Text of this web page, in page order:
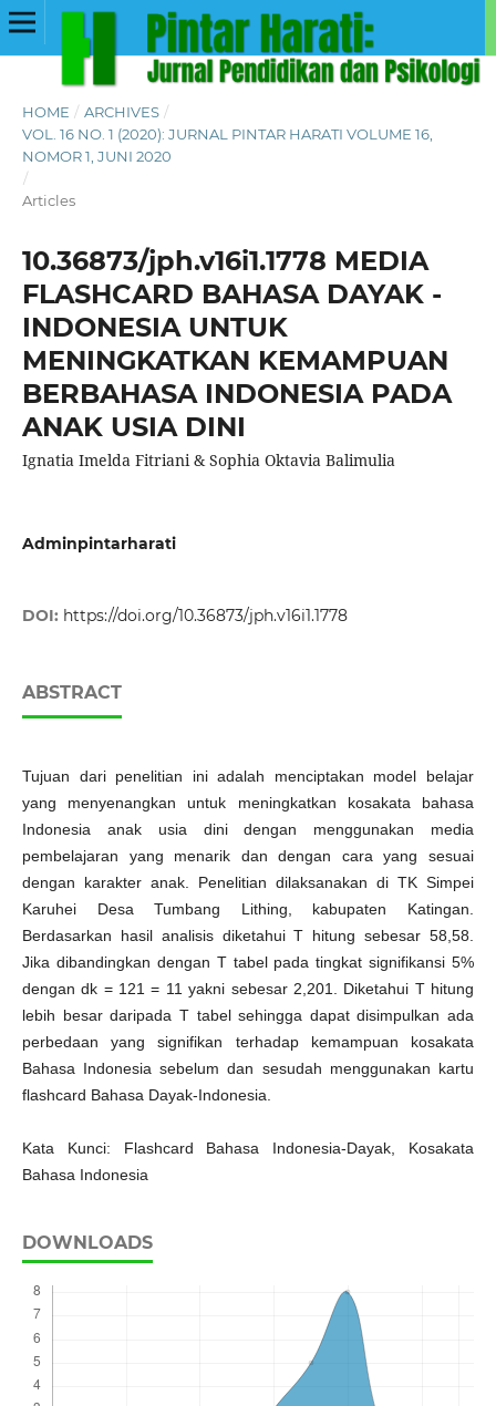
HOME / ARCHIVES /
VOL. 16 NO. 1 (2020): JURNAL PINTAR HARATI VOLUME 16,
NOMOR 1, JUNI 2020
/
Articles
10.36873/jph.v16i1.1778 MEDIA
FLASHCARD BAHASA DAYAK -
INDONESIA UNTUK
MENINGKATKAN KEMAMPUAN
BERBAHASA INDONESIA PADA
ANAK USIA DINI
Ignatia Imelda Fitriani & Sophia Oktavia Balimulia
Adminpintarharati
DOI: https://doi.org/10.36873/jph.v16i1.1778
ABSTRACT
Tujuan dari penelitian ini adalah menciptakan model belajar
yang menyenangkan untuk meningkatkan kosakata bahasa
Indonesia anak usia dini dengan menggunakan media
pembelajaran yang menarik dan dengan cara yang sesuai
dengan karakter anak. Penelitian dilaksanakan di TK Simpei
Karuhei Desa Tumbang Lithing, kabupaten Katingan.
Berdasarkan hasil analisis diketahui T hitung sebesar 58,58.
Jika dibandingkan dengan T tabel pada tingkat signifikansi 5%
dengan dk = 121 = 11 yakni sebesar 2,201. Diketahui T hitung
lebih besar daripada T tabel sehingga dapat disimpulkan ada
perbedaan yang signifikan terhadap kemampuan kosakata
Bahasa Indonesia sebelum dan sesudah menggunakan kartu
flashcard Bahasa Dayak-Indonesia.
Kata Kunci: Flashcard Bahasa Indonesia-Dayak, Kosakata
Bahasa Indonesia
DOWNLOADS